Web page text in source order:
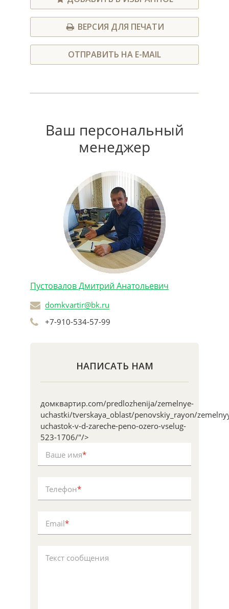
ВЕРСИЯ ДЛЯ ПЕЧАТИ
ОТПРАВИТЬ НА E-MAIL
Ваш персональный
менеджер
Пустовалов Дмитрий Анатольевич
domkvartir@bk.ru
+7-910-534-57-99
НАПИСАТЬ НАМ
домквартир.com/predlozhenija/zemelnye-
uchastki/tverskaya_oblast/penovskiy_rayon/
uchastok-v-d-zareche-peno-ozero-vselug-
523-1706/"/>
Ваше имя*
Телефон*
Email*
Текст сообщения